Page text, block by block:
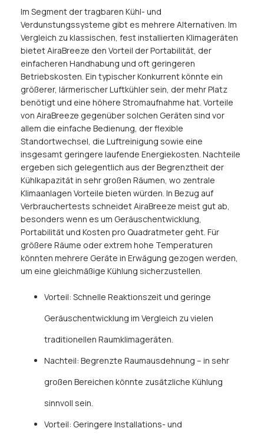
Im Segment der tragbaren Kühl- und
Verdunstungssysteme gibt es mehrere Alternativen. Im
Vergleich zu klassischen, fest installierten Klimageräten
bietet AiraBreeze den Vorteil der Portabilität, der
einfacheren Handhabung und oft geringeren
Betriebskosten. Ein typischer Konkurrent könnte ein
größerer, lärmerischer Luftkühler sein, der mehr Platz
benötigt und eine höhere Stromaufnahme hat. Vorteile
von AiraBreeze gegenüber solchen Geräten sind vor
allem die einfache Bedienung, der flexible
Standortwechsel, die Luftreinigung sowie eine
insgesamt geringere laufende Energiekosten. Nachteile
ergeben sich gelegentlich aus der Begrenztheit der
Kühlkapazität in sehr großen Räumen, wo zentrale
Klimaanlagen Vorteile bieten würden. In Bezug auf
Verbrauchertests schneidet AiraBreeze meist gut ab,
besonders wenn es um Geräuschentwicklung,
Portabilität und Kosten pro Quadratmeter geht. Für
größere Räume oder extrem hohe Temperaturen
könnten mehrere Geräte in Erwägung gezogen werden,
um eine gleichmäßige Kühlung sicherzustellen.
Vorteil: Schnelle Reaktionszeit und geringe
Geräuschentwicklung im Vergleich zu vielen
traditionellen Raumklimageräten.
Nachteil: Begrenzte Raumausdehnung – in sehr
großen Bereichen könnte zusätzliche Kühlung
sinnvoll sein.
Vorteil: Geringere Installations- und